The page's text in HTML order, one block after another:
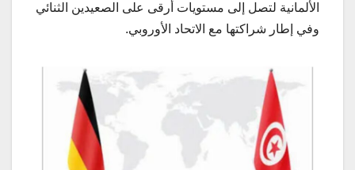
الألمانية لتصل إلى مستويات أرقى على الصعيدين الثنائي
وفي إطار شراكتها مع الاتحاد الأوروبي.